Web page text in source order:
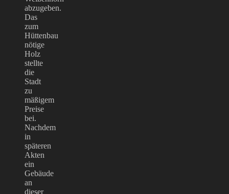
abzugeben.
Das
zum
Hüttenbau
nötige
Holz
stellte
die
Stadt
zu
mäßigem
Preise
bei.
Nachdem
in
späteren
Akten
ein
Gebäude
an
dieser